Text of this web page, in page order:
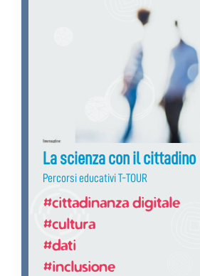
La scienza con il cittadino
Percorsi educativi T-TOUR
#cittadinanza digitale
#cultura
#dati
#inclusione